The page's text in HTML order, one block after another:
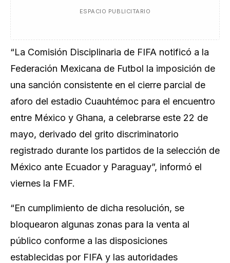
ESPACIO PUBLICITARIO
“La Comisión Disciplinaria de FIFA notificó a la
Federación Mexicana de Futbol la imposición de
una sanción consistente ‌en el cierre parcial de
aforo ⁠del estadio Cuauhtémoc para el encuentro
entre México y Ghana, a celebrarse este 22 de
mayo, derivado del grito discriminatorio
registrado durante los partidos de ⁠la selección de
México ante Ecuador y Paraguay”, informó el
viernes la FMF.
“En cumplimiento de dicha resolución, se
bloquearon algunas zonas para la venta al
público conforme a las disposiciones
establecidas por FIFA y ​las ​autoridades